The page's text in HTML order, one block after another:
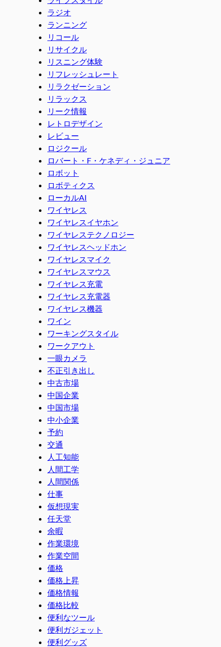
ラジオ
ランニング
リコール
リサイクル
リスニング体験
リフレッシュレート
リラクゼーション
リラックス
リーク情報
レトロデザイン
レビュー
ロジクール
ロバート・F・ケネディ・ジュニア
ロボット
ロボティクス
ローカルAI
ワイヤレス
ワイヤレスイヤホン
ワイヤレステクノロジー
ワイヤレスヘッドホン
ワイヤレスマイク
ワイヤレスマウス
ワイヤレス充電
ワイヤレス充電器
ワイヤレス機器
ワイン
ワーキングスタイル
ワークアウト
一眼カメラ
不正引き出し
中古市場
中国企業
中国市場
中小企業
予約
交通
人工知能
人間工学
人間関係
仕事
仮想現実
任天堂
余暇
作業環境
作業空間
価格
価格上昇
価格情報
価格比較
便利なツール
便利ガジェット
便利グッズ